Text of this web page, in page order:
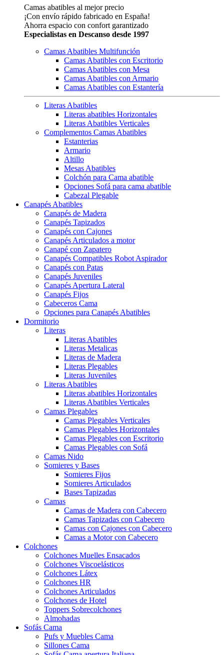
Camas abatibles al mejor precio
¡Con envío rápido fabricado en España!
Ahorra espacio con confort garantizado
Especialistas en Descanso desde 1997
Camas Abatibles Multifunción
Camas Abatibles con Escritorio
Camas Abatibles con Mesa
Camas Abatibles con Armario
Camas Abatibles con Estantería
Literas Abatibles
Literas abatibles Horizontales
Literas Abatibles Verticales
Complementos Camas Abatibles
Estanterias
Armario
Altillo
Mesas Abatibles
Colchón para Cama abatible
Opciones Sofá para cama abatible
Cabezal Plegable
Canapés Abatibles
Canapés de Madera
Canapés Tapizados
Canapés con Cajones
Canapés Articulados a motor
Canapé con Zapatero
Canapés Compatibles Robot Aspirador
Canapés con Patas
Canapés Juveniles
Canapés Apertura Lateral
Canapés Fijos
Cabeceros Cama
Opciones para Canapés Abatibles
Dormitorio
Literas
Literas Abatibles
Literas Metalicas
Literas de Madera
Literas Plegables
Literas Juveniles
Literas Abatibles
Literas abatibles Horizontales
Literas Abatibles Verticales
Camas Plegables
Camas Plegables Verticales
Camas Plegables Horizontales
Camas Plegables con Escritorio
Camas Plegables con Sofá
Camas Nido
Somieres y Bases
Somieres Fijos
Somieres Articulados
Bases Tapizadas
Camas
Camas de Madera con Cabecero
Camas Tapizadas con Cabecero
Camas con Cajones con Cabecero
Camas a Motor con Cabecero
Colchones
Colchones Muelles Ensacados
Colchones Viscoelásticos
Colchones Látex
Colchones HR
Colchones Articulados
Colchones de Hotel
Toppers Sobrecolchones
Almohadas
Sofás Cama
Pufs y Muebles Cama
Sillones Cama